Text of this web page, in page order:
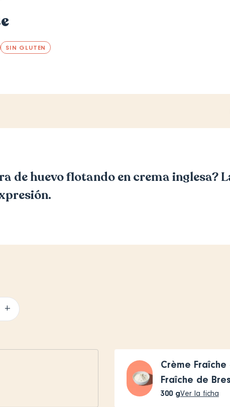
SIN GLUTEN
de huevo flotando en crema inglesa?
+
Crème
Fraîche de
300 gVer la ficha